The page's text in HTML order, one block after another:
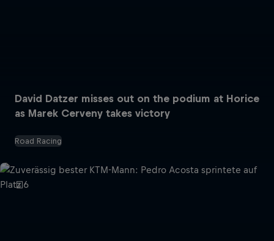
David Datzer misses out on the podium at Horice
as Marek Cerveny takes victory
Road Racing